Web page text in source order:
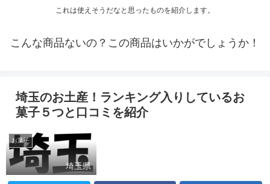
これは使えそうだなと思ったものを紹介します。
こんな商品ないの？この商品はいかがでしょうか！
埼玉のお土産！ランキング入りしているお
菓子５つと口コミを紹介
お菓子
埼玉県